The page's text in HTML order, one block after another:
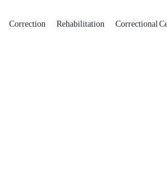
Correction Rehabilitation Correctional